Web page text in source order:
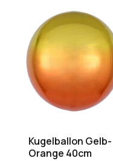
Kugelballon Gelb-
Orange 40cm